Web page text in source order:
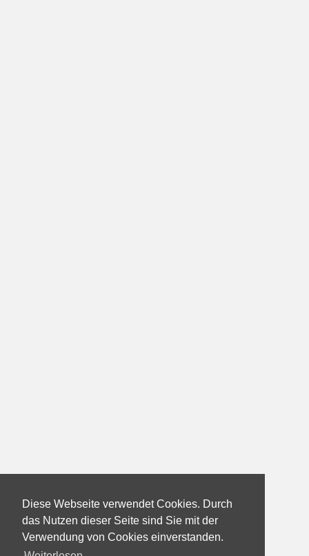
Diese Webseite verwendet Cookies. Durch
das Nutzen dieser Seite sind Sie mit der
Verwendung von Cookies einverstanden.